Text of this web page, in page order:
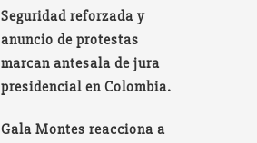
Seguridad reforzada y
anuncio de protestas
marcan antesala de jura
presidencial en Colombia.
Gala Montes reacciona a